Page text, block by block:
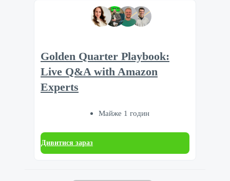
Golden Quarter Playbook:
Live Q&A with Amazon
Experts
Майже 1 годин
Дивитися зараз